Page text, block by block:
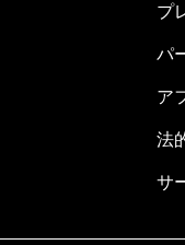
プ
パ
ア
法
サ